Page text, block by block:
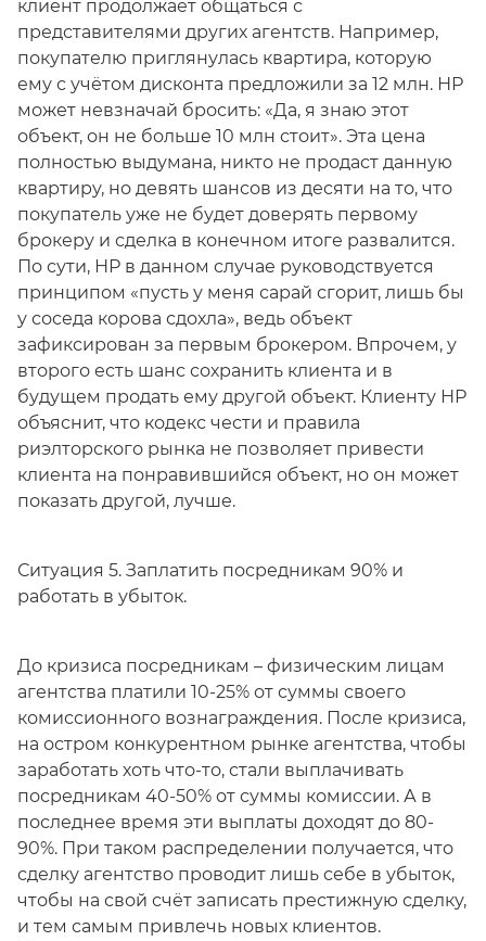
клиент продолжает общаться с
представителями других агентств. Например,
покупателю приглянулась квартира, которую
ему с учётом дисконта предложили за 12 млн. НР
может невзначай бросить: «Да, я знаю этот
объект, он не больше 10 млн стоит». Эта цена
полностью выдумана, никто не продаст данную
квартиру, но девять шансов из десяти на то, что
покупатель уже не будет доверять первому
брокеру и сделка в конечном итоге развалится.
По сути, НР в данном случае руководствуется
принципом «пусть у меня сарай сгорит, лишь бы
у соседа корова сдохла», ведь объект
зафиксирован за первым брокером. Впрочем, у
второго есть шанс сохранить клиента и в
будущем продать ему другой объект. Клиенту НР
объяснит, что кодекс чести и правила
риэлторского рынка не позволяет привести
клиента на понравившийся объект, но он может
показать другой, лучше.
Ситуация 5. Заплатить посредникам 90% и
работать в убыток.
До кризиса посредникам – физическим лицам
агентства платили 10-25% от суммы своего
комиссионного вознаграждения. После кризиса,
на остром конкурентном рынке агентства, чтобы
заработать хоть что-то, стали выплачивать
посредникам 40-50% от суммы комиссии. А в
последнее время эти выплаты доходят до 80-
90%. При таком распределении получается, что
сделку агентство проводит лишь себе в убыток,
чтобы на свой счёт записать престижную сделку,
и тем самым привлечь новых клиентов.